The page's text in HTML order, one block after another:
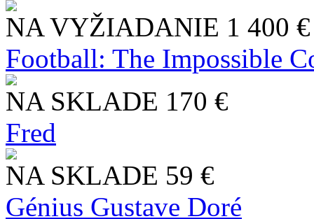
NA VYŽIADANIE 1 400 €
Football: The Impossible
NA SKLADE 170 €
Fred
NA SKLADE 59 €
Génius Gustave Doré